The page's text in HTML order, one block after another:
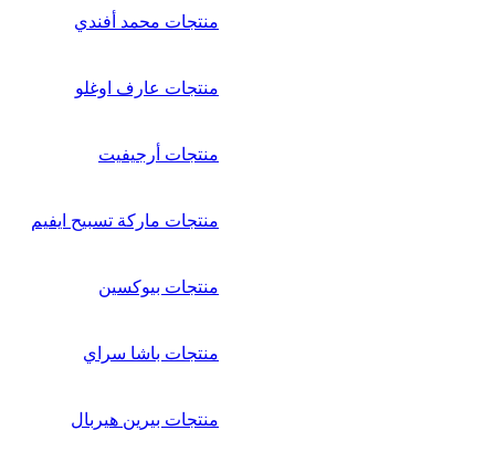
منتجات محمد أفندي
منتجات عارف اوغلو
منتجات أرجيفيت
منتجات ماركة تسبيح ايفيم
منتجات بيوكسين
منتجات باشا سراي
منتجات بيرين هيربال